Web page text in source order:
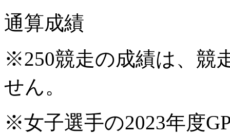
通算成績
※250競走の成績は、競
せん。
※女子選手の2023年度